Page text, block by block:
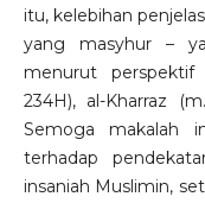
itu, kelebihan
yang masyhur –
menurut perspektif
234H), al-Kharraz
Semoga makalah
terhadap
insaniah Muslimin,